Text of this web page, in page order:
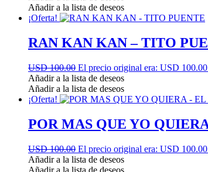
Añadir a la lista de deseos
¡Oferta!
RAN KAN KAN – TITO
USD 100.00 El precio original era: USD
Añadir a la lista de deseos
Añadir a la lista de deseos
¡Oferta!
POR MAS QUE YO
USD 100.00 El precio original era: USD
Añadir a la lista de deseos
Añadir a la lista de deseos